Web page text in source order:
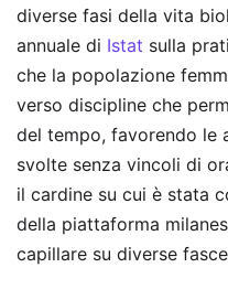
diverse fasi della vita
annuale di Istat sulla
che la popolazione
verso discipline che
del tempo, favorendo le
svolte senza vincoli di
il cardine su cui è stata
della piattaforma
capillare su diverse